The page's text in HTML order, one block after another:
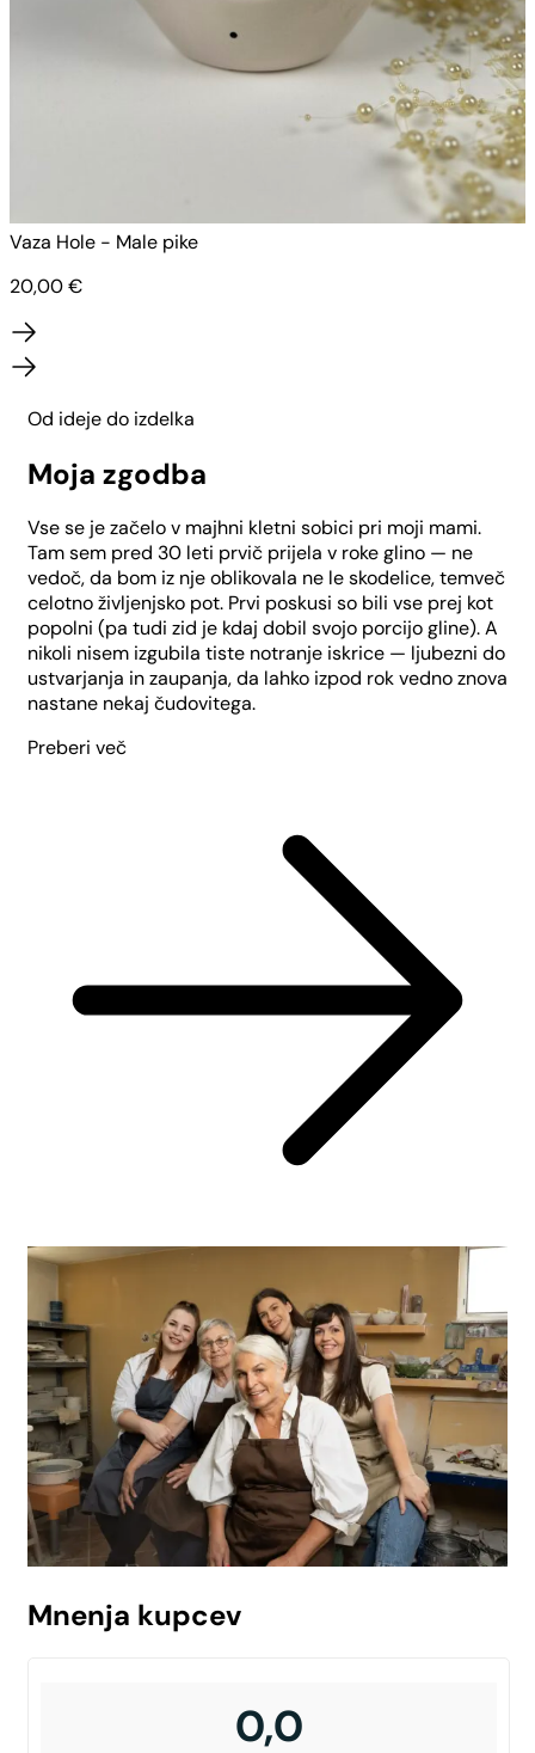
Vaza Hole - Male pike
20,00€
Od ideje do izdelka
Moja zgodba
Vse se je začelo v majhni kletni sobici pri moji mami.
Tam sem pred 30 leti prvič prijela v roke glino — ne
vedoč, da bom iz nje oblikovala ne le skodelice, temveč
celotno življenjsko pot. Prvi poskusi so bili vse prej kot
popolni (pa tudi zid je kdaj dobil svojo porcijo gline). A
nikoli nisem izgubila tiste notranje iskrice — ljubezni do
ustvarjanja in zaupanja, da lahko izpod rok vedno znova
nastane nekaj čudovitega.
Preberi več
Mnenja kupcev
0,0